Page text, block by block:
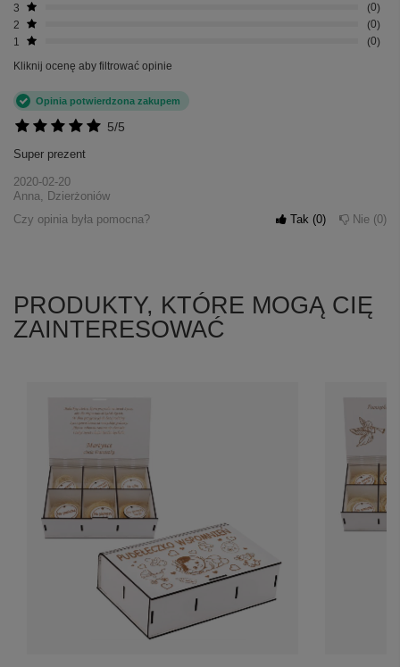
3
0
2
0
1
0
Kliknij ocenę aby filtrować opinie
5/5
Opinia potwierdzona zakupem
Super prezent
2020-02-20
Anna, Dzierżoniów
Czy opinia była pomocna?
Tak 0 Nie 0
PRODUKTY, KTÓRE MOGĄ CIĘ
ZAINTERESOWAĆ